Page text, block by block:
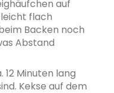
auf
flach
Backen noch
Abstand
12 Minuten lang
Kekse auf dem